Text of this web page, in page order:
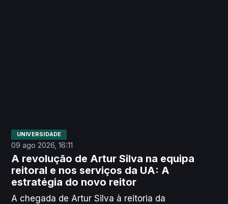
UNIVERSIDADE
09 ago 2026, 16:11
A revolução de Artur Silva na equipa
reitoral e nos serviços da UA: A
estratégia do novo reitor
A chegada de Artur Silva à reitoria da